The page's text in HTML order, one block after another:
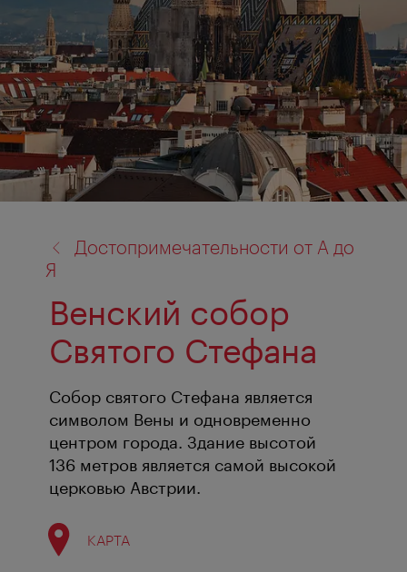
Достопримечательности от А до
Я
Венский собор
Святого Стефана
Собор святого Стефана является
символом Вены и одновременно
центром города. Здание высотой
136 метров является самой высокой
церковью Австрии.
КАРТА